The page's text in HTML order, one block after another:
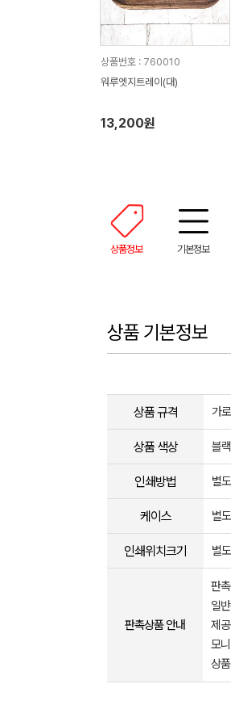
상품번호 : 760010
워루엣지트레이(대)
13,200원
상품정보 기본정보
상품 기본정보
상품 규격 가
상품 색상 블랙
인쇄방법 별
케이스 별
인쇄위치크기 별
판촉상품 안내
판
일
제
모
상